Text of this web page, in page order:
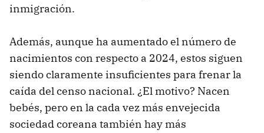
inmigración.
Además, aunque ha aumentado el número de
nacimientos con respecto a 2024, estos siguen
siendo claramente insuficientes para frenar la
caída del censo nacional. ¿El motivo? Nacen
bebés, pero en la cada vez más envejecida
sociedad coreana también hay más